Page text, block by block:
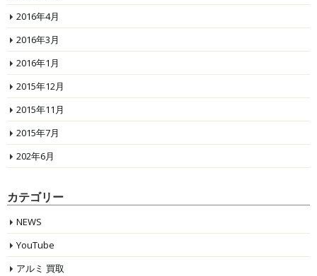
2016年4月
2016年3月
2016年1月
2015年12月
2015年11月
2015年7月
202年6月
カテゴリー
NEWS
YouTube
アルミ 買取